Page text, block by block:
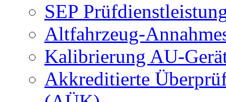
SEP
Altfahrzeug-
Kalibrierung AU-
Akkreditierte